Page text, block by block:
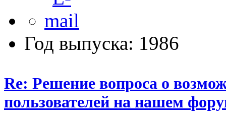
Год выпуска: 1986
Re: Решение вопроса о
пользователей на нашем